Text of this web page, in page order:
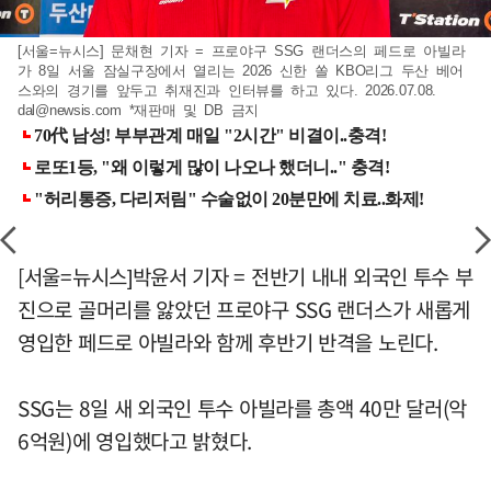
[서울=뉴시스] 문채현 기자 = 프로야구 SSG 랜더스의 페드로 아빌라
가 8일 서울 잠실구장에서 열리는 2026 신한 쏠 KBO리그 두산 베어
스와의 경기를 앞두고 취재진과 인터뷰를 하고 있다. 2026.07.08.
dal@newsis.com *재판매 및 DB 금지
[서울=뉴시스]박윤서 기자 = 전반기 내내 외국인 투수 부
진으로 골머리를 앓았던 프로야구 SSG 랜더스가 새롭게
영입한 페드로 아빌라와 함께 후반기 반격을 노린다.
SSG는 8일 새 외국인 투수 아빌라를 총액 40만 달러(악
6억원)에 영입했다고 밝혔다.